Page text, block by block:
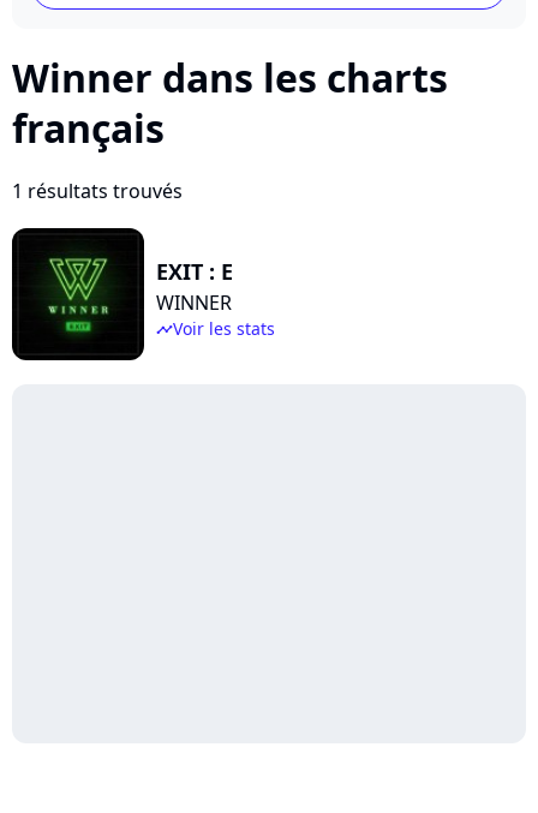
Winner dans les charts
français
1 résultats trouvés
EXIT : E
WINNER
timelineVoir les stats